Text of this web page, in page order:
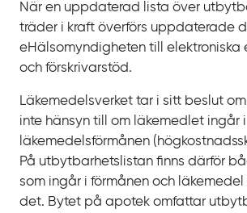
När en uppdaterad lista över
träder i kraft överförs uppdaterade
eHälsomyndigheten till
och förskrivarstöd.
Läkemedelsverket tar i sitt beslut
inte hänsyn till om läkemedlet ingår i
läkemedelsförmånen
På utbytbarhetslistan finns därför
som ingår i förmånen och
det. Bytet på apotek omfattar